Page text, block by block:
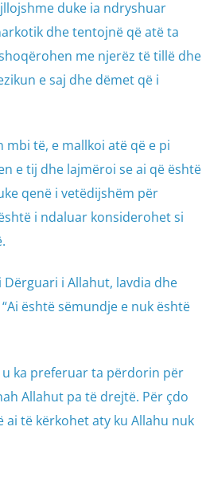
duke ia ndryshuar
dhe tentojnë që atë ta
me njerëz të tillë dhe
e saj dhe dëmet që i
të, e mallkoi atë që e pi
e tij dhe lajmëroi se ai që është
qenë i vetëdijshëm për
i ndaluar konsiderohet si
i Allahut, lavdia dhe
është sëmundje e nuk është
ka preferuar ta përdorin për
Allahut pa të drejtë. Për çdo
të kërkohet aty ku Allahu nuk